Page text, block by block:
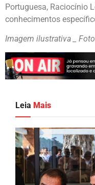
Portuguesa, Raciocínio
conhecimentos
Imagem ilustrativa _
Leia Mais